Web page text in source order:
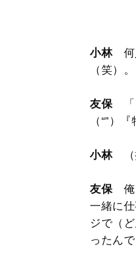
小林何
（笑）。
友保「
（“”）
小林（
友保俺
一緒に
ジで（
ったん